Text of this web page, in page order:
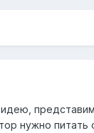
нужно питать